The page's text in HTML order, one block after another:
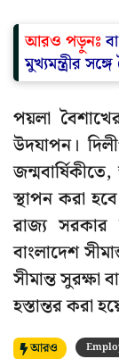
আরও পড়ুনঃ
মুখ্যমন্ত্রীর
পয়লা
উদযাপন।
স্থাপন করা
রাজ্য
বাংলাদেশ
সীমান্ত
হস্তান্তর করা
আরও